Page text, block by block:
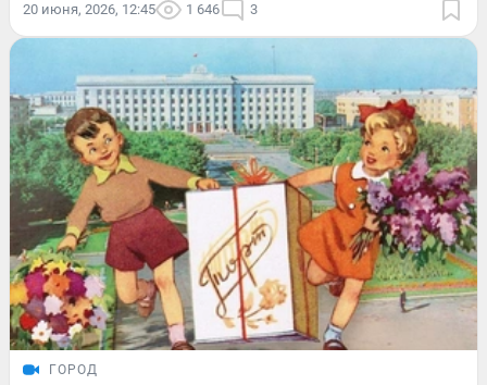
20 июня, 2026, 12:45 1 646 3
ГОРОД